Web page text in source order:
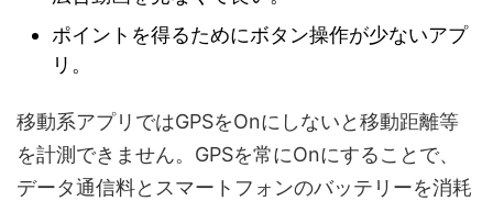
ポイントを得るためにボタン操作が少ないアプ
リ。
移動系アプリではGPSをOnにしないと移動距離等
を計測できません。GPSを常にOnにすることで、
データ通信料とスマートフォンのバッテリーを消耗